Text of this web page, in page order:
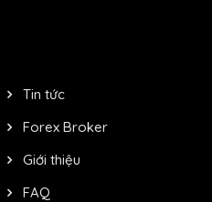
Tin tức
Forex Broker
Giới thiệu
FAQ